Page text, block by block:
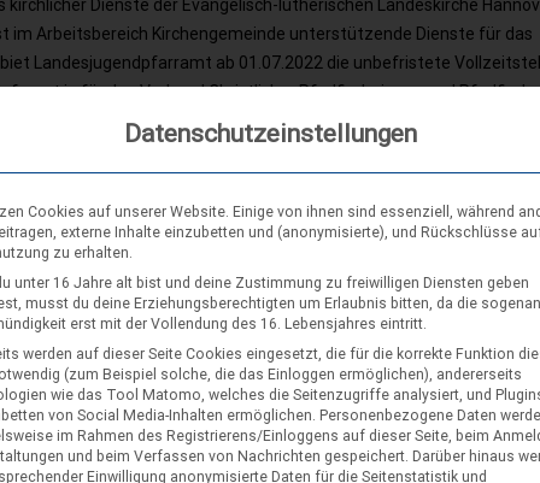
kirchlicher Dienste der Evangelisch-lutherischen Landeskirche
im Arbeitsbereich Kirchengemeinde unterstützende Dienste für das
Landesjugendpfarramt ab 01.07.2022 die unbefristete
für den Verband Christlicher Pfadfinderinnen und
e.V. (VCP Land Niedersachsen) zu besetzen. Wir bieten:
Gestaltungsmöglichkeiten in einem inhaltlich interessanten und
Handlungsfeld Ein gut organisiertes und gut ausgestattetes,
und umweltzertifiziertes Arbeitsumfeld und ein
Kurze Kommunikationswege und…
– Unser neuer
9. März 2022
VCPer:innen, ich bin Tim, 29 Jahre alt, aus dem Bezirk Elm und „der
in der Meterstraße. Einigen werde ich auch als TO bekannt
Datenschutzeinstellungen
Cookies auf unserer Website. Einige von ihnen sind essenziell, während
externe Inhalte einzubetten und (anonymisierte), und Rückschlüsse
zu erhalten.
unter 16 Jahre alt bist und deine Zustimmung zu freiwilligen Diensten geben
musst du deine Erziehungsberechtigten um Erlaubnis bitten, da die
erst mit der Vollendung des 16. Lebensjahres eintritt.
werden auf dieser Seite Cookies eingesetzt, die für die korrekte Funktion
(zum Beispiel solche, die das Einloggen ermöglichen), andererseits
wie das Tool Matomo, welches die Seitenzugriffe analysiert, und
von Social Media-Inhalten ermöglichen. Personenbezogene Daten
im Rahmen des Registrierens/Einloggens auf dieser Seite, beim
und beim Verfassen von Nachrichten gespeichert. Darüber hinaus
Einwilligung anonymisierte Daten für die Seitenstatistik und